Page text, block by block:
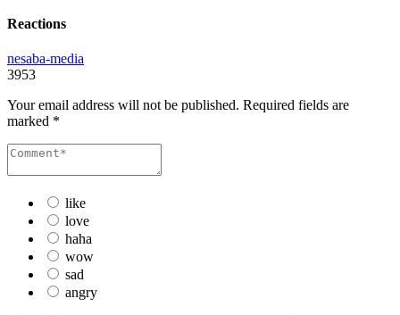
Reactions
nesaba-media
3953
Your email address will not be published. Required fields are
marked *
like
love
haha
wow
sad
angry